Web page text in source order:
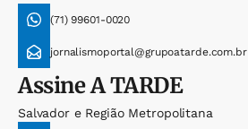
(71) 99601-0020
jornalismoportal@grupoatarde.com.br
AssineA TARDE
Salvador e Região Metropolitana